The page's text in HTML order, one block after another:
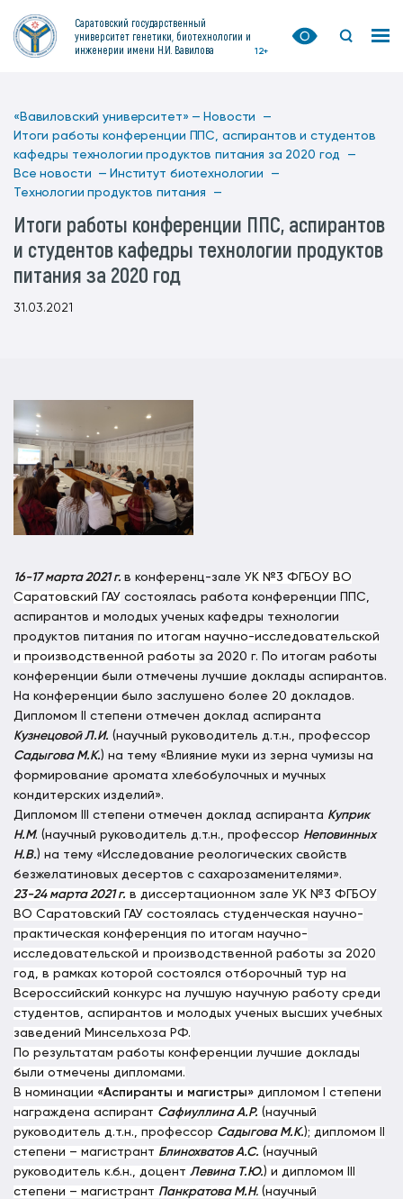
Саратовский государственный
университет генетики, биотехнологии и
инженерии имени Н.И. Вавилова
12+
«Вавиловский университет» — Новости —
Итоги работы конференции ППС, аспирантов и студентов
кафедры технологии продуктов питания за 2020 год —
Все новости — Институт биотехнологии —
Технологии продуктов питания —
Итоги работы конференции ППС, аспирантов
и студентов кафедры технологии продуктов
питания за 2020 год
31.03.2021
16-17 марта 2021 г. в конференц-зале УК №3 ФГБОУ ВО
Саратовский ГАУ состоялась работа конференции ППС,
аспирантов и молодых ученых кафедры технологии
продуктов питания по итогам научно-исследовательской
и производственной работы за 2020 г. По итогам работы
конференции были отмечены лучшие доклады аспирантов.
На конференции было заслушено более 20 докладов.
Дипломом II степени отмечен доклад аспиранта
Кузнецовой Л.И. (научный руководитель д.т.н., профессор
Садыгова М.К.) на тему «Влияние муки из зерна чумизы на
формирование аромата хлебобулочных и мучных
кондитерских изделий».
Дипломом III степени отмечен доклад аспиранта Куприк
Н.М. (научный руководитель д.т.н., профессор Неповинных
Н.В.) на тему «Исследование реологических свойств
безжелатиновых десертов с сахарозаменителями».
23-24 марта 2021 г. в диссертационном зале УК №3 ФГБОУ
ВО Саратовский ГАУ состоялась студенческая научно-
практическая конференция по итогам научно-
исследовательской и производственной работы за 2020
год, в рамках которой состоялся отборочный тур на
Всероссийский конкурс на лучшую научную работу среди
студентов, аспирантов и молодых ученых высших учебных
заведений Минсельхоза РФ.
По результатам работы конференции лучшие доклады
были отмечены дипломами.
В номинации «Аспиранты и магистры» дипломом I степени
награждена аспирант Сафиуллина А.Р. (научный
руководитель д.т.н., профессор Садыгова М.К.); дипломом II
степени – магистрант Блинохватов А.С. (научный
руководитель к.б.н., доцент Левина Т.Ю.) и дипломом
степени – магистрант Панкратова М.Н. (научный